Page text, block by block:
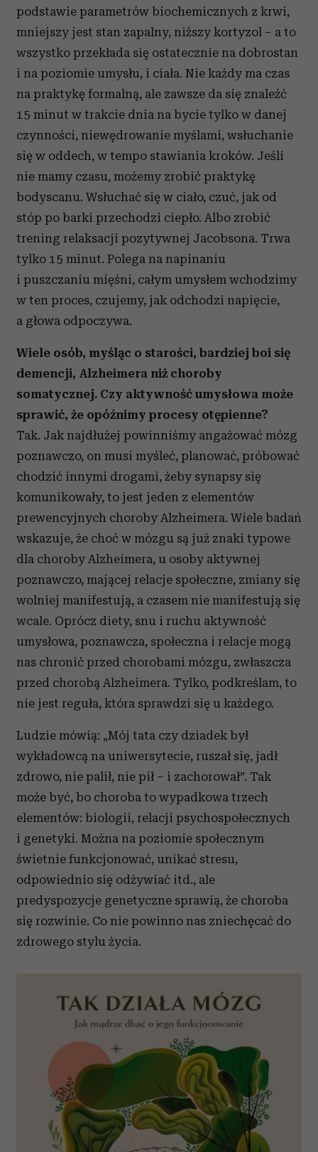
podstawie parametrów biochemicznych z krwi,
mniejszy jest stan zapalny, niższy kortyzol – a to
wszystko przekłada się ostatecznie na dobrostan
i na poziomie umysłu, i ciała. Nie każdy ma czas
na praktykę formalną, ale zawsze da się znaleźć
15 minut w trakcie dnia na bycie tylko w danej
czynności, niewędrowanie myślami, wsłuchanie
się w oddech, w tempo stawiania kroków. Jeśli
nie mamy czasu, możemy zrobić praktykę
bodyscanu. Wsłuchać się w ciało, czuć, jak od
stóp po barki przechodzi ciepło. Albo zrobić
trening relaksacji pozytywnej Jacobsona. Trwa
tylko 15 minut. Polega na napinaniu
i puszczaniu mięśni, całym umysłem wchodzimy
w ten proces, czujemy, jak odchodzi napięcie,
a głowa odpoczywa.
Wiele osób, myśląc o starości, bardziej boi się
demencji, Alzheimera niż choroby
somatycznej. Czy aktywność umysłowa może
sprawić, że opóźnimy procesy otępienne?
Tak. Jak najdłużej powinniśmy angażować mózg
poznawczo, on musi myśleć, planować, próbować
chodzić innymi drogami, żeby synapsy się
komunikowały, to jest jeden z elementów
prewencyjnych choroby Alzheimera. Wiele badań
wskazuje, że choć w mózgu są już znaki typowe
dla choroby Alzheimera, u osoby aktywnej
poznawczo, mającej relacje społeczne, zmiany się
wolniej manifestują, a czasem nie manifestują się
wcale. Oprócz diety, snu i ruchu aktywność
umysłowa, poznawcza, społeczna i relacje mogą
nas chronić przed chorobami mózgu, zwłaszcza
przed chorobą Alzheimera. Tylko, podkreślam, to
nie jest reguła, która sprawdzi się u każdego.
Ludzie mówią: „Mój tata czy dziadek był
wykładowcą na uniwersytecie, ruszał się, jadł
zdrowo, nie palił, nie pił – i zachorował”. Tak
może być, bo choroba to wypadkowa trzech
elementów: biologii, relacji psychospołecznych
i genetyki. Można na poziomie społecznym
świetnie funkcjonować, unikać stresu,
odpowiednio się odżywiać itd., ale
predyspozycje genetyczne sprawią, że choroba
się rozwinie. Co nie powinno nas zniechęcać do
zdrowego stylu życia.